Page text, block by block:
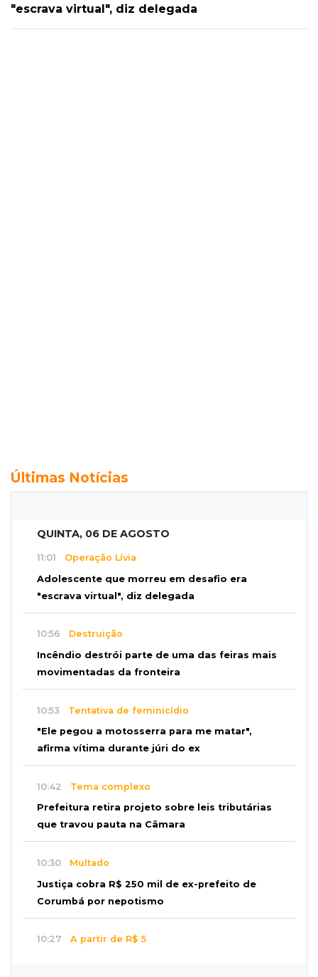
"escrava virtual", diz delegada
Últimas Notícias
QUINTA, 06 DE AGOSTO
11:01 Operação Lívia
Adolescente que morreu em desafio era
"escrava virtual", diz delegada
10:56 Destruição
Incêndio destrói parte de uma das feiras mais
movimentadas da fronteira
10:53 Tentativa de feminicídio
"Ele pegou a motosserra para me matar",
afirma vítima durante júri do ex
10:42 Tema complexo
Prefeitura retira projeto sobre leis tributárias
que travou pauta na Câmara
10:30 Multado
Justiça cobra R$ 250 mil de ex-prefeito de
Corumbá por nepotismo
10:27 A partir de R$ 5